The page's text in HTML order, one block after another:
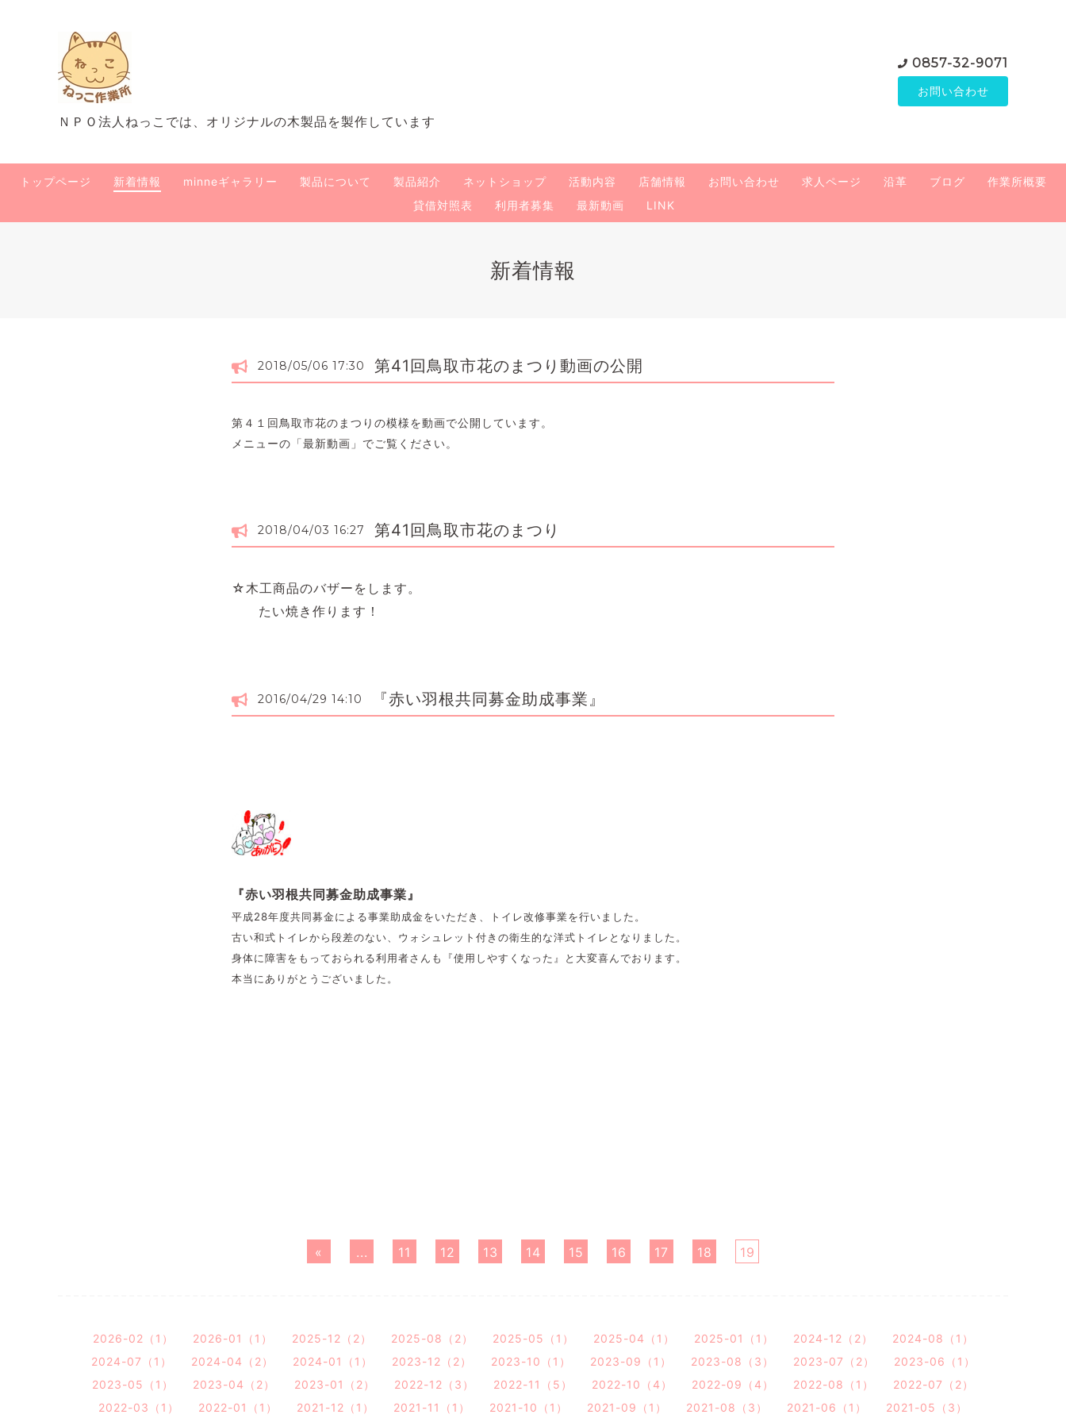
ＮＰＯ法人ねっこでは、オリジナルの木製品を製作しています
0857-32-9071
お問い合わせ
トップページ 新着情報 minneギャラリー 製品について 製品紹介 ネットショップ 活動内容 店舗情報 お問い合わせ 求人ページ 沿革 ブログ
作業所概要
貸借対照表
利用者募集 最新動画 LINK
新着情報
2018/05/06 17:30 第41回鳥取市花のまつり動画の公開
第４１回鳥取市花のまつりの模様を動画で公開しています。
メニューの「最新動画」でご覧ください。
2018/04/03 16:27 第41回鳥取市花のまつり
☆木工商品のバザーをします。
たい焼き作ります！
2016/04/29 14:10 『赤い羽根共同募金助成事業』
『赤い羽根共同募金助成事業』
平成28年度共同募金による事業助成金をいただき、トイレ改修事業を行いました。
古い和式トイレから段差のない、ウォシュレット付きの衛生的な洋式トイレとなりました。
身体に障害をもっておられる利用者さんも『使用しやすくなった』と 大変喜んでおります。
本当にありがとうございました。
« ... 11 12 13 14 15 16 17 18 19
2026-02（1） 2026-01（1） 2025-12（2） 2025-08（2） 2025-05（1） 2025-04（1） 2025-01（1） 2024-12（2）
2024-08（1）
2024-07（1）
2024-04（2） 2024-01（1） 2023-12（2） 2023-10（1） 2023-09（1） 2023-08（3） 2023-07（2）
2023-06（1）
2023-05（1）
2023-04（2） 2023-01（2） 2022-12（3） 2022-11（5） 2022-10（4） 2022-09（4） 2022-08（1）
2022-07（2）
2022-03（1）
2022-01（1） 2021-12（1） 2021-11（1） 2021-10（1） 2021-09（1） 2021-08（3） 2021-06（1）
2021-05（3）